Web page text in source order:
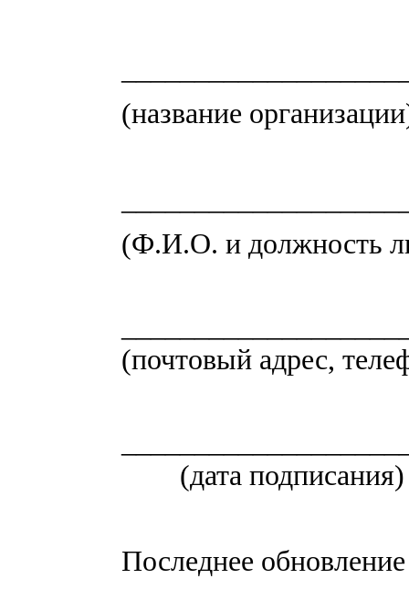
(название
(Ф.И.О. и должность
(почтовый адрес,
(дата подписания)
Последнее